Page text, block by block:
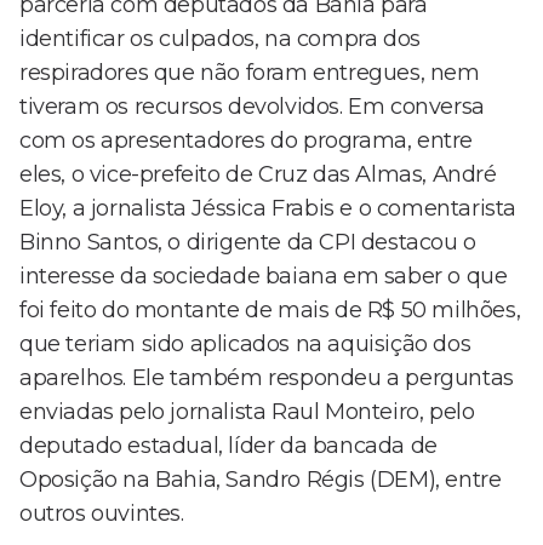
parceria com deputados da Bahia para
identificar os culpados, na compra dos
respiradores que não foram entregues, nem
tiveram os recursos devolvidos. Em conversa
com os apresentadores do programa, entre
eles, o vice-prefeito de Cruz das Almas, André
Eloy, a jornalista Jéssica Frabis e o comentarista
Binno Santos, o dirigente da CPI destacou o
interesse da sociedade baiana em saber o que
foi feito do montante de mais de R$ 50 milhões,
que teriam sido aplicados na aquisição dos
aparelhos. Ele também respondeu a perguntas
enviadas pelo jornalista Raul Monteiro, pelo
deputado estadual, líder da bancada de
Oposição na Bahia, Sandro Régis (DEM), entre
outros ouvintes.